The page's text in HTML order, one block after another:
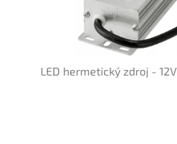
LED hermetický zdroj -